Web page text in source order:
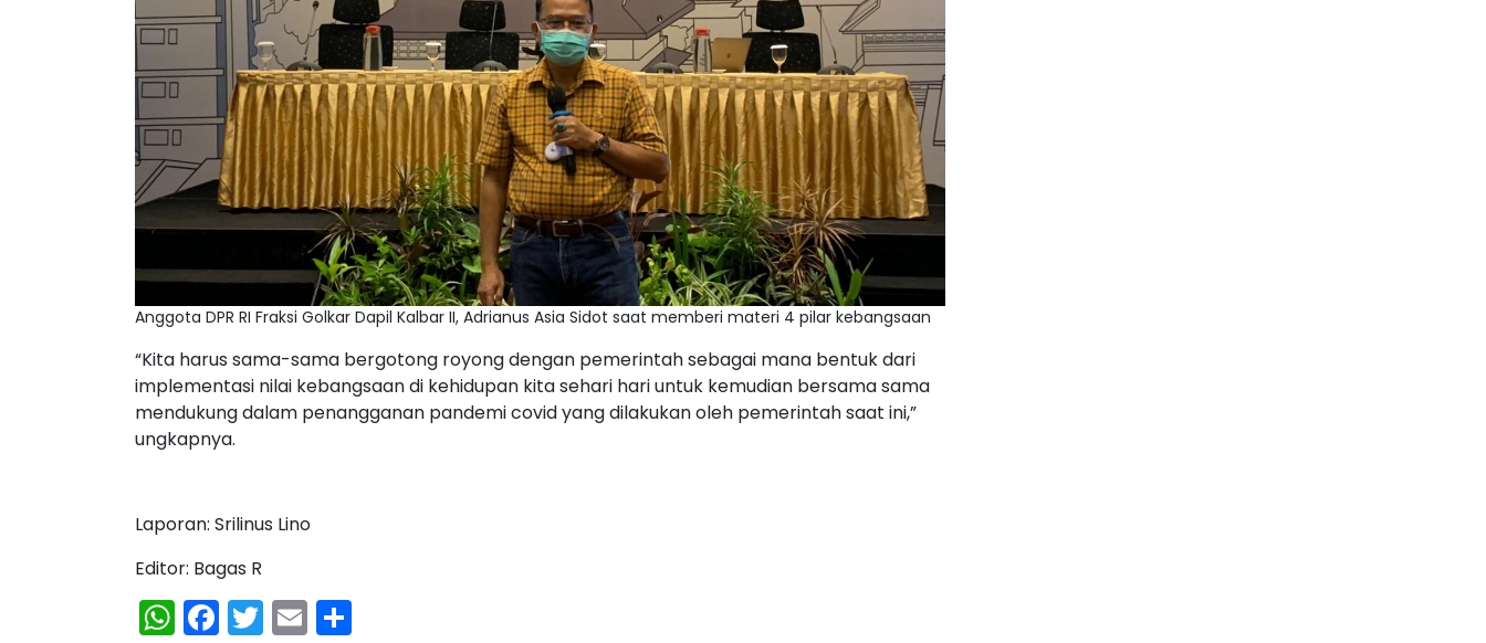
Anggota DPR RI Fraksi Golkar Dapil Kalbar II, Adrianus Asia Sidot saat memberi materi 4 pilar kebangsaan
“Kita harus sama-sama bergotong royong dengan pemerintah sebagai mana bentuk dari
implementasi nilai kebangsaan di kehidupan kita sehari hari untuk kemudian bersama sama
mendukung dalam penangganan pandemi covid yang dilakukan oleh pemerintah saat ini,”
ungkapnya.
Laporan: Srilinus Lino
Editor: Bagas R
WhatsApp
Facebook
Twitter
Email